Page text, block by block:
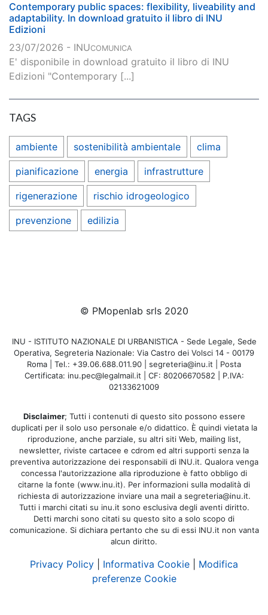
Contemporary public spaces: flexibility, liveability and
adaptability. In download gratuito il libro di INU
Edizioni
23/07/2026 - INUCOMUNICA
E' disponibile in download gratuito il libro di INU
Edizioni "Contemporary [...]
TAGS
ambiente sostenibilità ambientale clima
pianificazione energia infrastrutture
rigenerazione rischio idrogeologico
prevenzione edilizia
© PMopenlab srls 2020
INU - ISTITUTO NAZIONALE DI URBANISTICA - Sede Legale, Sede
Operativa, Segreteria Nazionale: Via Castro dei Volsci 14 - 00179
Roma | Tel.: +39.06.688.011.90 | segreteria@inu.it | Posta
Certificata: inu.pec@legalmail.it | CF: 80206670582 | P.IVA:
02133621009
Disclaimer; Tutti i contenuti di questo sito possono essere
duplicati per il solo uso personale e/o didattico. È quindi vietata la
riproduzione, anche parziale, su altri siti Web, mailing list,
newsletter, riviste cartacee e cdrom ed altri supporti senza la
preventiva autorizzazione dei responsabili di INU.it. Qualora venga
concessa l'autorizzazione alla riproduzione è fatto obbligo di
citarne la fonte (www.inu.it). Per informazioni sulla modalità di
richiesta di autorizzazione inviare una mail a segreteria@inu.it.
Tutti i marchi citati su inu.it sono esclusiva degli aventi diritto.
Detti marchi sono citati su questo sito a solo scopo di
comunicazione. Si dichiara pertanto che su di essi INU.it non vanta
alcun diritto.
Privacy Policy Informativa Cookie
Modifica
preferenze Cookie